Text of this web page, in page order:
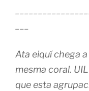
Ata eiquí chega
mesma coral.
que esta